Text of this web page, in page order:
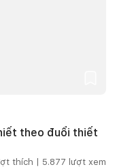
theo đuổi thiết
thích | 5.877 lượt xem